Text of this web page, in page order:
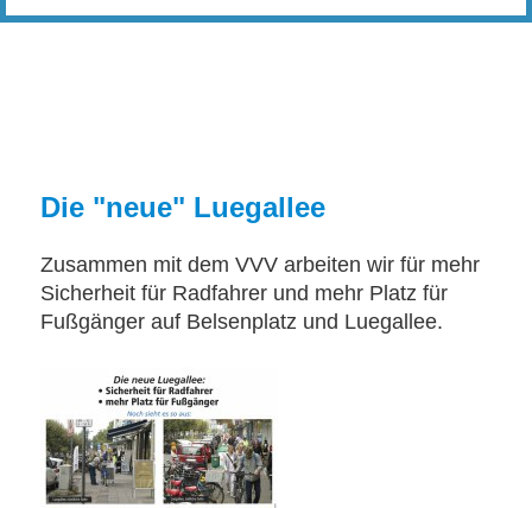
Die "neue" Luegallee
Zusammen mit dem VVV arbeiten wir für mehr
Sicherheit für Radfahrer und mehr Platz für
Fußgänger auf Belsenplatz und Luegallee.